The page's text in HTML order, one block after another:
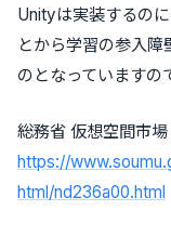
Unityは実装するの
とから学習の参入
のとなっていますの
総務省 仮想空間市場
https://
html/nd236a00.html